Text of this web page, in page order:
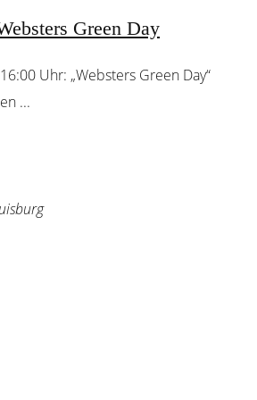
Green Day
Uhr: „Websters Green Day“
...